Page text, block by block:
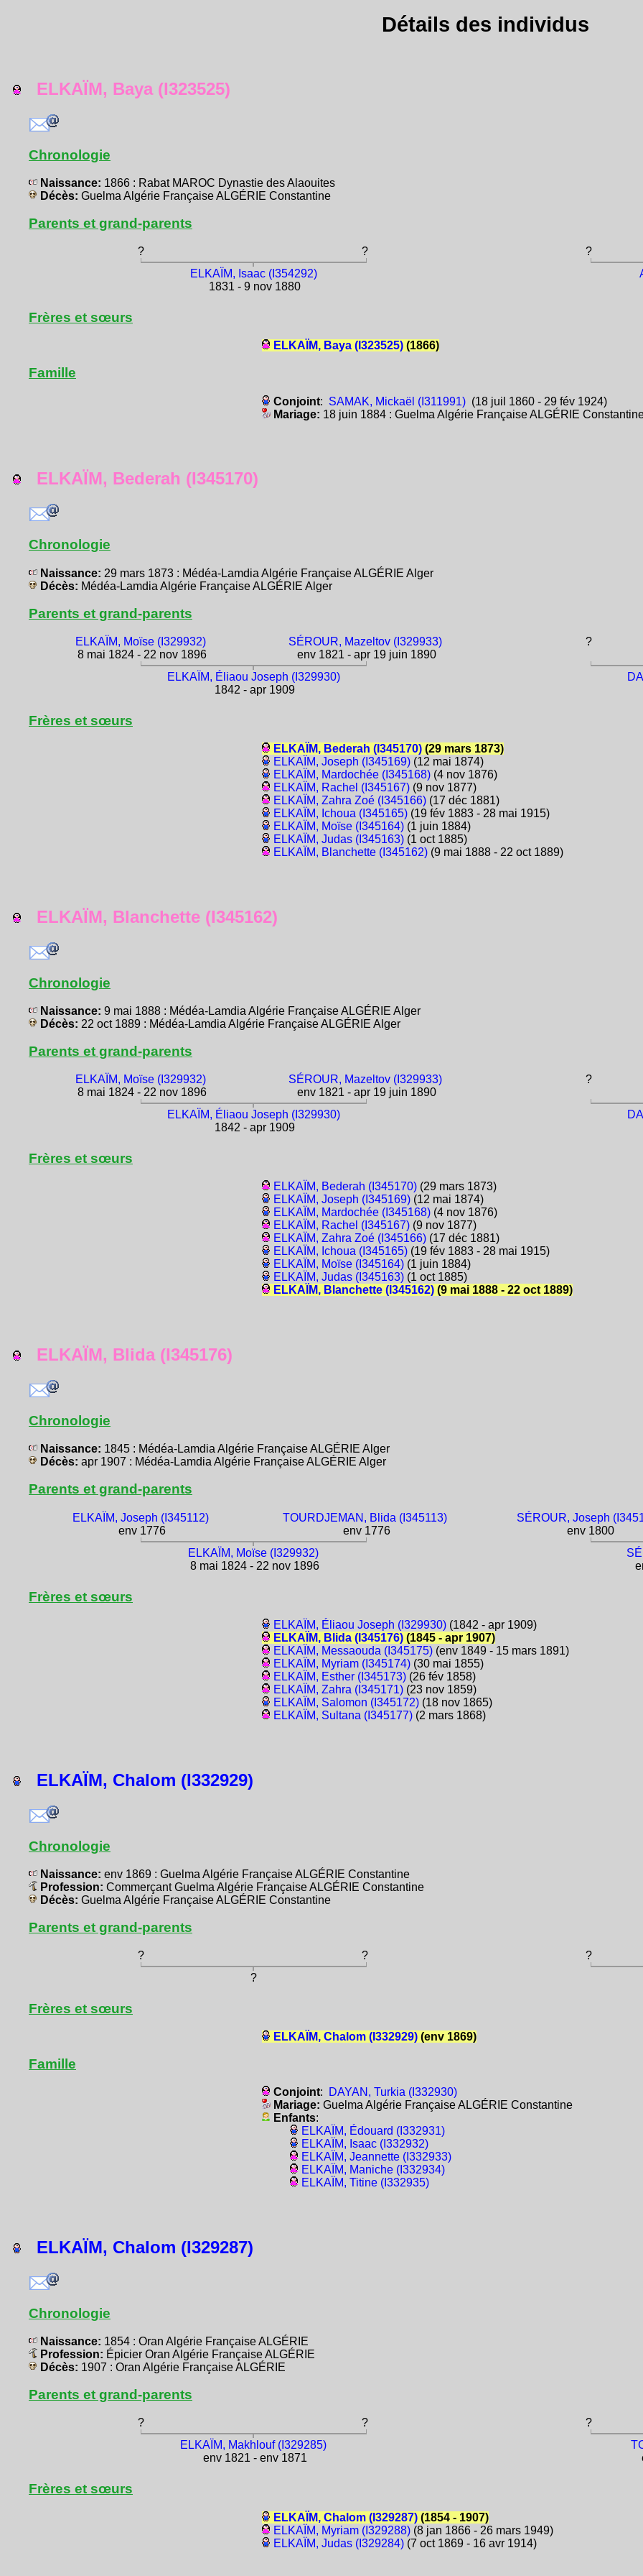
Détails des individus
ELKAÏM, Baya (I323525)
Chronologie
Naissance: 1866 : Rabat MAROC Dynastie des Alaouites
Décès: Guelma Algérie Française ALGÉRIE Constantine
Parents et grand-parents
? ?
?
ELKAÏM, Isaac (I354292)
1831 - 9 nov 1880
Frères et sœurs
ELKAÏM, Baya (I323525) (1866)
Famille
Conjoint: SAMAK, Mickaël (I311991) (18 juil 1860 - 29 fév 1924)
Mariage: 18 juin 1884 : Guelma Algérie Française ALGÉRIE
ELKAÏM, Bederah (I345170)
Chronologie
Naissance: 29 mars 1873 : Médéa-Lamdia Algérie Française ALGÉRIE Alger
Décès: Médéa-Lamdia Algérie Française ALGÉRIE Alger
Parents et grand-parents
ELKAÏM, Moïse (I329932)
8 mai 1824 - 22 nov 1896
SÉROUR, Mazeltov (I329933)
env 1821 - apr 19 juin 1890
?
ELKAÏM, Éliaou Joseph (I329930)
1842 - apr 1909
Frères et sœurs
ELKAÏM, Bederah (I345170) (29 mars 1873)
ELKAÏM, Joseph (I345169) (12 mai 1874)
ELKAÏM, Mardochée (I345168) (4 nov 1876)
ELKAÏM, Rachel (I345167) (9 nov 1877)
ELKAÏM, Zahra Zoé (I345166) (17 déc 1881)
ELKAÏM, Ichoua (I345165) (19 fév 1883 - 28 mai 1915)
ELKAÏM, Moïse (I345164) (1 juin 1884)
ELKAÏM, Judas (I345163) (1 oct 1885)
ELKAÏM, Blanchette (I345162) (9 mai 1888 - 22 oct 1889)
ELKAÏM, Blanchette (I345162)
Chronologie
Naissance: 9 mai 1888 : Médéa-Lamdia Algérie Française ALGÉRIE Alger
Décès: 22 oct 1889 : Médéa-Lamdia Algérie Française ALGÉRIE Alger
Parents et grand-parents
ELKAÏM, Moïse (I329932)
8 mai 1824 - 22 nov 1896
SÉROUR, Mazeltov (I329933)
env 1821 - apr 19 juin 1890
?
ELKAÏM, Éliaou Joseph (I329930)
1842 - apr 1909
Frères et sœurs
ELKAÏM, Bederah (I345170) (29 mars 1873)
ELKAÏM, Joseph (I345169) (12 mai 1874)
ELKAÏM, Mardochée (I345168) (4 nov 1876)
ELKAÏM, Rachel (I345167) (9 nov 1877)
ELKAÏM, Zahra Zoé (I345166) (17 déc 1881)
ELKAÏM, Ichoua (I345165) (19 fév 1883 - 28 mai 1915)
ELKAÏM, Moïse (I345164) (1 juin 1884)
ELKAÏM, Judas (I345163) (1 oct 1885)
ELKAÏM, Blanchette (I345162) (9 mai 1888 - 22 oct 1889)
ELKAÏM, Blida (I345176)
Chronologie
Naissance: 1845 : Médéa-Lamdia Algérie Française ALGÉRIE Alger
Décès: apr 1907 : Médéa-Lamdia Algérie Française ALGÉRIE Alger
Parents et grand-parents
ELKAÏM, Joseph (I345112)
env 1776
TOURDJEMAN, Blida (I345113)
env 1776
SÉROUR, Joseph
env 1800
ELKAÏM, Moïse (I329932)
8 mai 1824 - 22 nov 1896
Frères et sœurs
ELKAÏM, Éliaou Joseph (I329930) (1842 - apr 1909)
ELKAÏM, Blida (I345176) (1845 - apr 1907)
ELKAÏM, Messaouda (I345175) (env 1849 - 15 mars 1891)
ELKAÏM, Myriam (I345174) (30 mai 1855)
ELKAÏM, Esther (I345173) (26 fév 1858)
ELKAÏM, Zahra (I345171) (23 nov 1859)
ELKAÏM, Salomon (I345172) (18 nov 1865)
ELKAÏM, Sultana (I345177) (2 mars 1868)
ELKAÏM, Chalom (I332929)
Chronologie
Naissance: env 1869 : Guelma Algérie Française ALGÉRIE Constantine
Profession: Commerçant Guelma Algérie Française ALGÉRIE Constantine
Décès: Guelma Algérie Française ALGÉRIE Constantine
Parents et grand-parents
? ?
?
?
Frères et sœurs
ELKAÏM, Chalom (I332929) (env 1869)
Famille
Conjoint: DAYAN, Turkia (I332930)
Mariage:Guelma Algérie Française ALGÉRIE Constantine
Enfants:
ELKAÏM, Édouard (I332931)
ELKAÏM, Isaac (I332932)
ELKAÏM, Jeannette (I332933)
ELKAÏM, Maniche (I332934)
ELKAÏM, Titine (I332935)
ELKAÏM, Chalom (I329287)
Chronologie
Naissance: 1854 : Oran Algérie Française ALGÉRIE
Profession: Épicier Oran Algérie Française ALGÉRIE
Décès: 1907 : Oran Algérie Française ALGÉRIE
Parents et grand-parents
? ?
?
ELKAÏM, Makhlouf (I329285)
env 1821 - env 1871
Frères et sœurs
ELKAÏM, Chalom (I329287) (1854 - 1907)
ELKAÏM, Myriam (I329288) (8 jan 1866 - 26 mars 1949)
ELKAÏM, Judas (I329284) (7 oct 1869 - 16 avr 1914)